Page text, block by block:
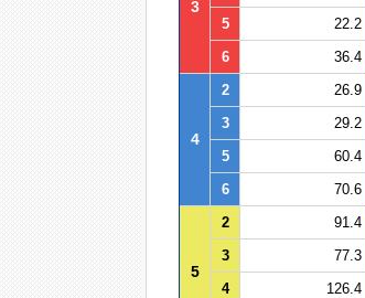
3
5
22.2
6
36.4
4
2 26.9
3
29.2
5
60.4
6
70.6
5
2 91.4
3
77.3
4
126.4